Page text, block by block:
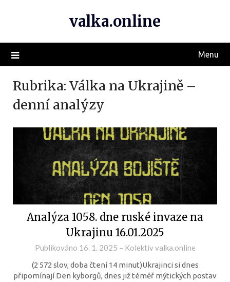
valka.online
Menu
Rubrika: Válka na Ukrajině –
denní analýzy
Analýza 1058. dne ruské invaze na
Ukrajinu 16.01.2025
Publikováno 16. 1. 2025 – Kolektiv valka.online
(2 572 slov, doba čtení 14 minut)Ukrajinci si dnes
připomínají Den kyborgů, dnes již téměř mýtických postav